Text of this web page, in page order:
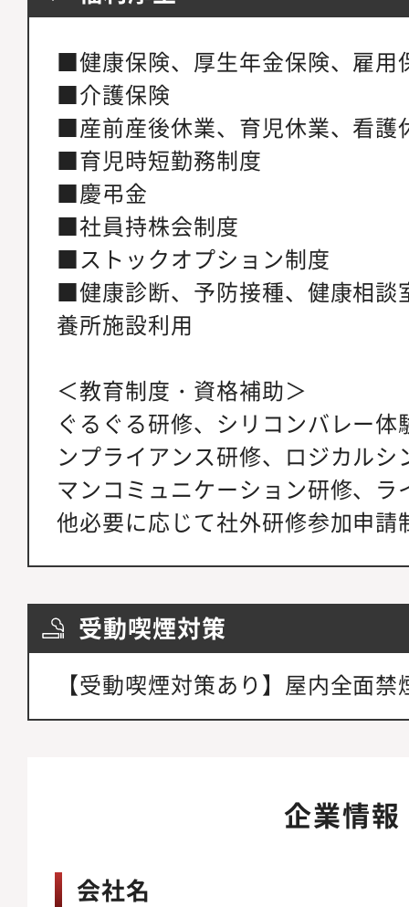
■健康保険、厚生年金保険、雇用
■介護保険
■産前産後休業、育児休業、看護
■育児時短勤務制度
■慶弔金
■社員持株会制度
■ストックオプション制度
■健康診断、予防接種、健康相談
養所施設利用
＜教育制度・資格補助＞
ぐるぐる研修、シリコンバレー
ンプライアンス研修、ロジカル
マンコミュニケーション研修、
他必要に応じて社外研修参加申請
受動喫煙対策
【受動喫煙対策あり】屋内全面禁
企業情報
会社名